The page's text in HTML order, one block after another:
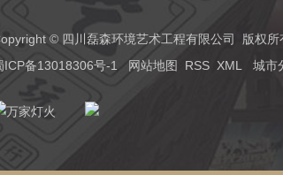
© 四川磊森环境艺术工程有限公司 版权
ICP备13018306号-1
网站地图 RSS XML 城市